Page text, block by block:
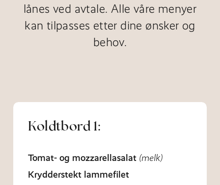
lånes ved avtale. Alle våre menyer
kan tilpasses etter dine ønsker og
behov.
Koldtbord 1:
Tomat- og mozzarellasalat (melk)
Krydderstekt lammefilet